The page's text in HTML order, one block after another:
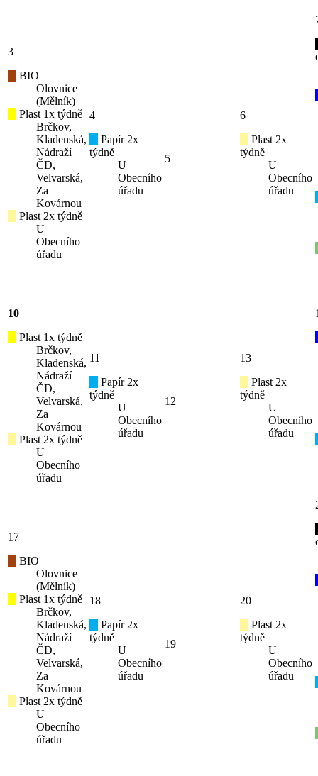
3
BIO
Olovnice
(Mělník)
Plast 1x týdně
Brčkov,
Kladenská,
Nádraží
ČD,
Velvarská,
Za
Kovárnou
Plast 2x týdně
U
Obecního
úřadu
4
Papír 2x
týdně
U
Obecního
úřadu
5
6
Plast 2x
týdně
U
Obecního
úřadu
10
Plast 1x týdně
Brčkov,
Kladenská,
Nádraží
ČD,
Velvarská,
Za
Kovárnou
Plast 2x týdně
U
Obecního
úřadu
11
Papír 2x
týdně
U
Obecního
úřadu
12
13
Plast 2x
týdně
U
Obecního
úřadu
17
BIO
Olovnice
(Mělník)
Plast 1x týdně
Brčkov,
Kladenská,
Nádraží
ČD,
Velvarská,
Za
Kovárnou
Plast 2x týdně
U
Obecního
úřadu
18
Papír 2x
týdně
U
Obecního
úřadu
19
20
Plast 2x
týdně
U
Obecního
úřadu